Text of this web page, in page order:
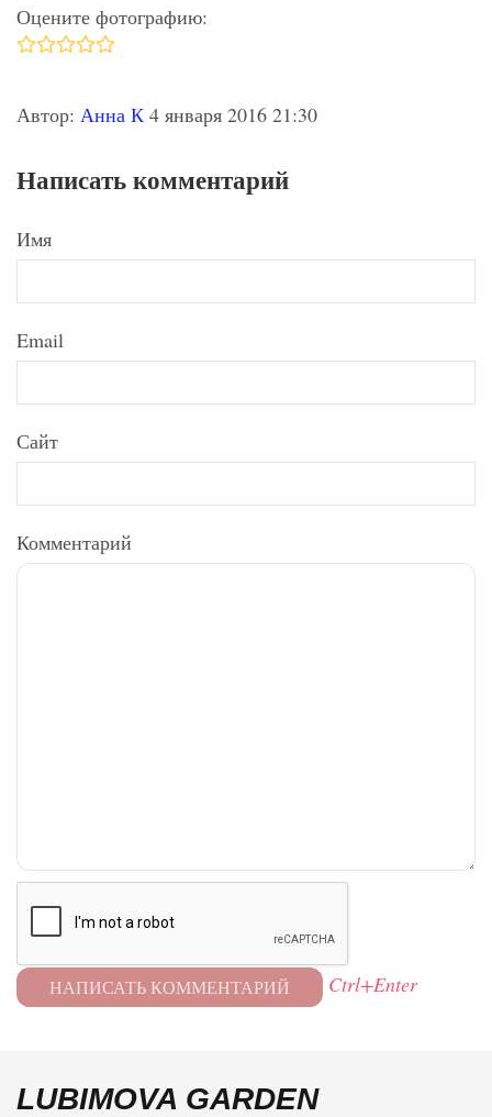
Оцените фотографию:
Автор: Анна К 4 января 2016 21:30
Написать комментарий
Имя
Email
Сайт
Комментарий
Ctrl+Enter
LUBIMOVA GARDEN